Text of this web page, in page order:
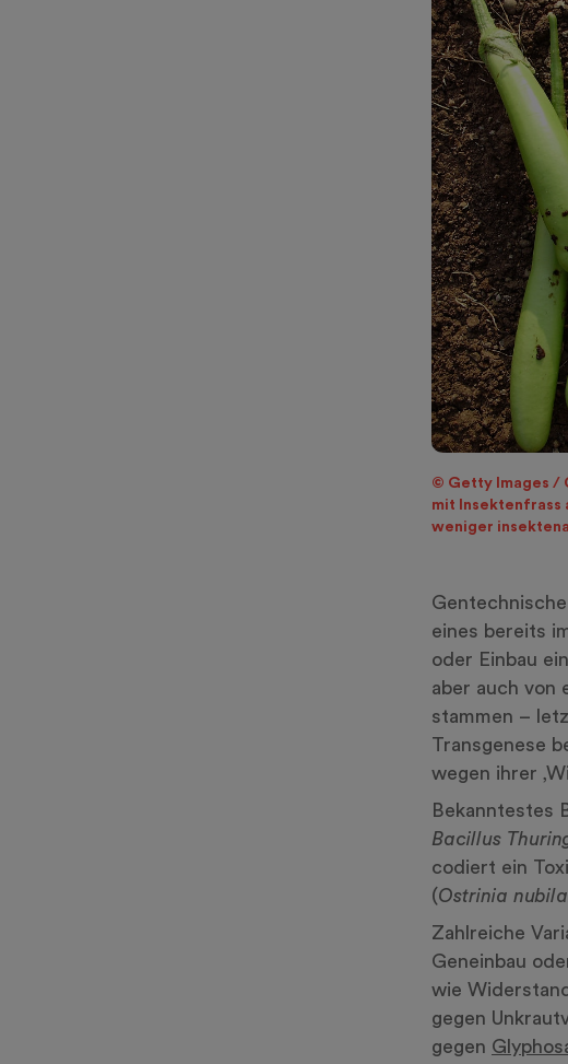
© Getty Images /
mit Insektenfrass
weniger
eines bereits
oder Einbau
aber auch von
stammen –
Transgenese
wegen ihrer
Bekanntestes
Bacillus
codiert ein
(Ostrinia
Zahlreiche
Geneinbau
wie
gegen
gegen